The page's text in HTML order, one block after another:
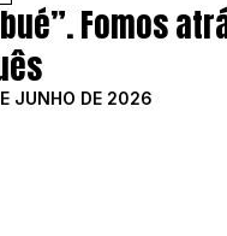
Fomos
JUNHO DE 2026